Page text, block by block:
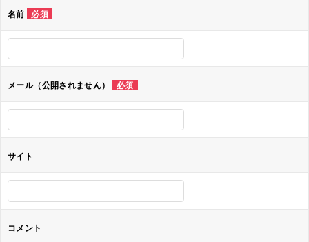
シ
ョ
ン
名前 必須
メール（公開されません） 必須
サイト
コメント